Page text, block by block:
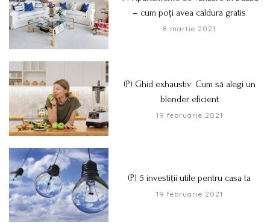
– cum poți avea căldură gratis
8 martie 2021
(P) Ghid exhaustiv: Cum să alegi un
blender eficient
19 februarie 2021
(P) 5 investiții utile pentru casa ta
19 februarie 2021